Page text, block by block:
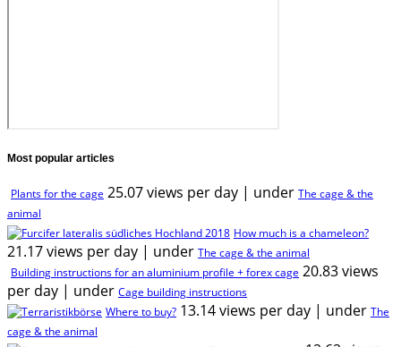
Most popular articles
Plants for the cage 25.07 views per day | under The cage & the
animal
How much is a chameleon?
21.17 views per day | under The cage & the animal
Building instructions for an aluminium profile + forex cage 20.83 views
per day | under Cage building instructions
Where to buy? 13.14 views per day | under The
cage & the animal